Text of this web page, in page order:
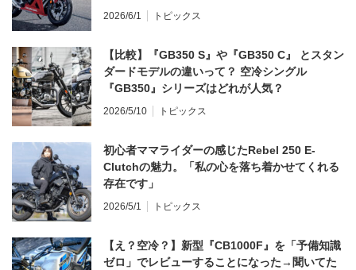
2026/6/1 トピックス
【比較】『GB350 S』や『GB350 C』 とスタン
ダードモデルの違いって？ 空冷シングル
『GB350』シリーズはどれが人気？
2026/5/10 トピックス
初心者ママライダーの感じたRebel 250 E-
Clutchの魅力。「私の心を落ち着かせてくれる
存在です」
2026/5/1 トピックス
【え？空冷？】新型『CB1000F』を「予備知識
ゼロ」でレビューすることになった→聞いてた